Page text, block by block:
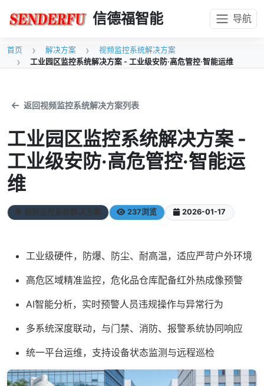
信德福智能 导航
首页 解决方案
视频监控系统解决方案
工业园区监控系统解决方案 - 工业级安防·高危管控·智能运维
返回视频监控系统解决方案列表
工业园区监控系统解决方案 -
工业级安防·高危管控·智能运
维
视频监控系统解决方案 237浏览 2026-01-17
工业级硬件，防爆、防尘、耐高温，适应严苛户外环境
高危区域精准监控，危化品仓库配备红外热成像预警
AI智能分析，实时预警人员违规操作与异常行为
多系统深度联动，与门禁、消防、报警系统协同响应
统一平台运维，支持设备状态监测与远程巡检